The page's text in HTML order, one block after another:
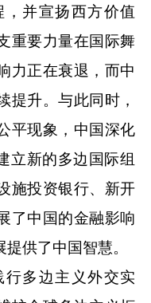
并宣扬西方价值
重要力量在国际舞
力正在衰退，而中
提升。与此同时，
平现象，中国深化
立新的多边国际组
施投资银行、新开
了中国的金融影响
供了中国智慧。
多边主义外交实